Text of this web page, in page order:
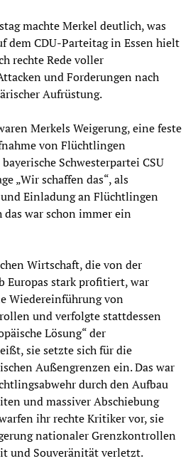
machte Merkel deutlich, was
dem CDU-Parteitag in Essen hielt
rechte Rede voller
und Forderungen nach
Aufrüstung.
Merkels Weigerung, eine feste
von Flüchtlingen
Schwesterpartei CSU
„Wir schaffen das“, als
Einladung an Flüchtlingen
das war schon immer ein
Wirtschaft, die von der
Europas stark profitiert, war
Wiedereinführung von
und verfolgte stattdessen
Lösung“ der
sie setzte sich für die
Außengrenzen ein. Das war
durch den Aufbau
und massiver Abschiebung
ihr rechte Kritiker vor, sie
nationaler Grenzkontrollen
und Souveränität verletzt.